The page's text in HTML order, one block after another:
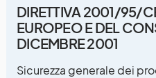
DIRETTIVA 2001/95/
EUROPEO E DEL
DICEMBRE 2001
Sicurezza generale dei